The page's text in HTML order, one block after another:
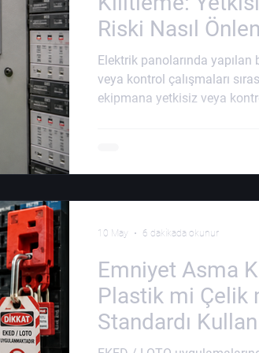
Riski Nasıl
Elektrik panolarında yapılan
veya kontrol çalışmaları
ekipmana yetkisiz veya
çarpması, ark patlaması,
Emniyet Asma
Plastik mi Çelik
Standardı
10 May 6 dakikada okunur